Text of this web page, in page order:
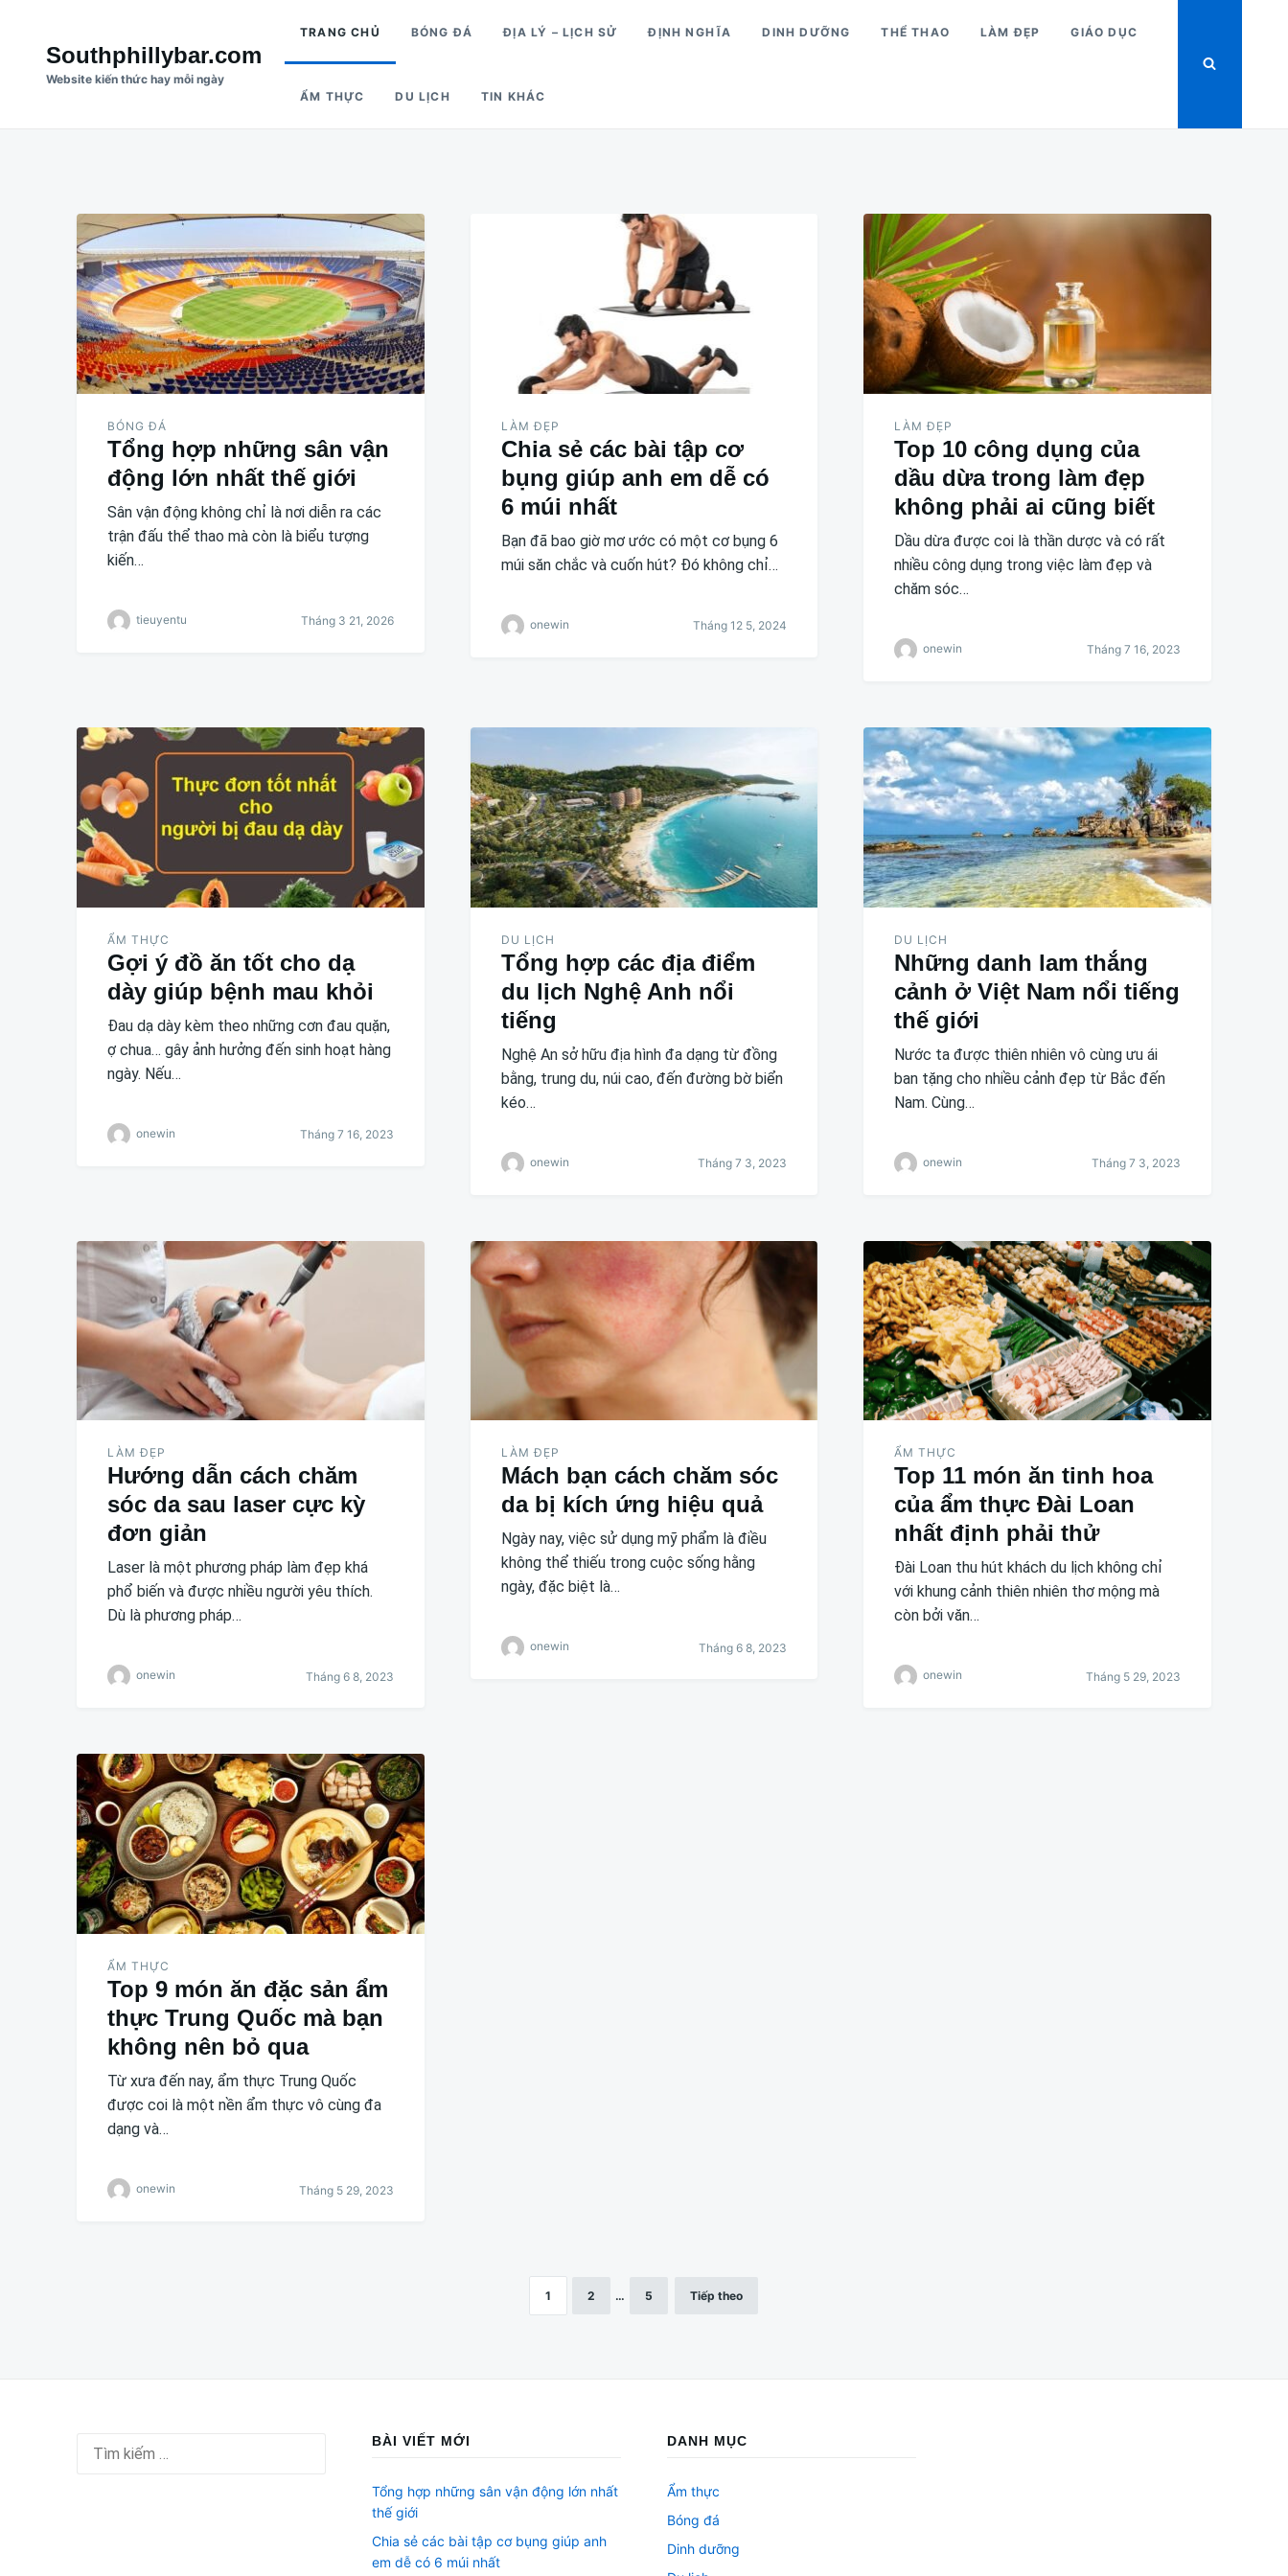
kiếm
cho:
Southphillybar.com
Website kiến thức hay mỗi ngày
TRANG CHỦ BÓNG ĐÁ ĐỊA LÝ – LỊCH SỬ ĐỊNH NGHĨA DINH DƯỠNG THỂ THAO LÀM ĐẸP GIÁO DỤC
ẨM THỰC DU LỊCH TIN KHÁC
BÓNG ĐÁ
Tổng hợp những sân vận
động lớn nhất thế giới
Sân vận động không chỉ là nơi diễn ra các
trận đấu thể thao mà còn là biểu tượng
kiến…
tieuyentu Tháng 3 21, 2026
LÀM ĐẸP
Chia sẻ các bài tập cơ
bụng giúp anh em dễ có
6 múi nhất
Bạn đã bao giờ mơ ước có một cơ bụng 6
múi săn chắc và cuốn hút? Đó không chỉ…
onewin Tháng 12 5, 2024
LÀM ĐẸP
Top 10 công dụng của
dầu dừa trong làm đẹp
không phải ai cũng biết
Dầu dừa được coi là thần dược và có rất
nhiều công dụng trong việc làm đẹp và
chăm sóc…
onewin Tháng 7 16, 2023
ẨM THỰC
Gợi ý đồ ăn tốt cho dạ
dày giúp bệnh mau khỏi
Đau dạ dày kèm theo những cơn đau quặn,
ợ chua… gây ảnh hưởng đến sinh hoạt hàng
ngày. Nếu…
onewin Tháng 7 16, 2023
DU LỊCH
Tổng hợp các địa điểm
du lịch Nghệ Anh nổi
tiếng
Nghệ An sở hữu địa hình đa dạng từ đồng
bằng, trung du, núi cao, đến đường bờ biển
kéo…
onewin Tháng 7 3, 2023
DU LỊCH
Những danh lam thắng
cảnh ở Việt Nam nổi tiếng
thế giới
Nước ta được thiên nhiên vô cùng ưu ái
ban tặng cho nhiều cảnh đẹp từ Bắc đến
Nam. Cùng…
onewin Tháng 7 3, 2023
LÀM ĐẸP
Hướng dẫn cách chăm
sóc da sau laser cực kỳ
đơn giản
Laser là một phương pháp làm đẹp khá
phổ biến và được nhiều người yêu thích.
Dù là phương pháp…
onewin Tháng 6 8, 2023
LÀM ĐẸP
Mách bạn cách chăm sóc
da bị kích ứng hiệu quả
Ngày nay, việc sử dụng mỹ phẩm là điều
không thể thiếu trong cuộc sống hằng
ngày, đặc biệt là…
onewin Tháng 6 8, 2023
ẨM THỰC
Top 11 món ăn tinh hoa
của ẩm thực Đài Loan
nhất định phải thử
Đài Loan thu hút khách du lịch không chỉ
với khung cảnh thiên nhiên thơ mộng mà
còn bởi văn…
onewin Tháng 5 29, 2023
ẨM THỰC
Top 9 món ăn đặc sản ẩm
thực Trung Quốc mà bạn
không nên bỏ qua
Từ xưa đến nay, ẩm thực Trung Quốc
được coi là một nền ẩm thực vô cùng đa
dạng và…
onewin Tháng 5 29, 2023
1 2 … 5 Tiếp theo
kiếm
BÀI VIẾT MỚI
Tổng hợp những sân vận động lớn nhất
thế giới
Chia sẻ các bài tập cơ bụng giúp anh
em dễ có 6 múi nhất
DANH MỤC
Ẩm thực
Bóng đá
Dinh dưỡng